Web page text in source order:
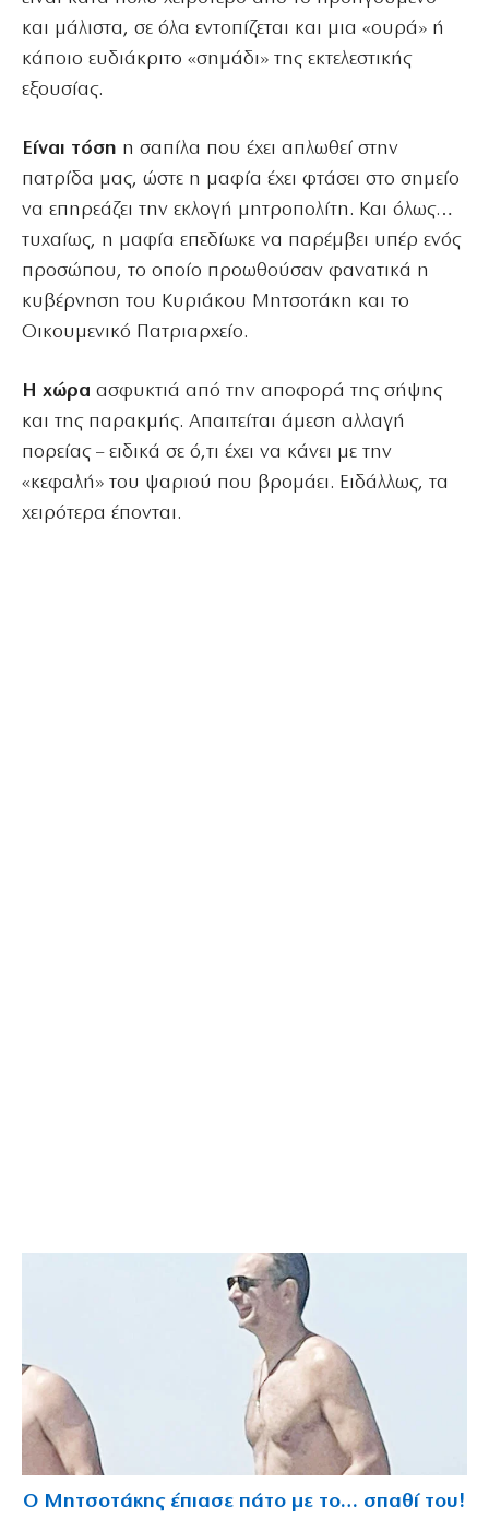
και μάλιστα, σε όλα εντοπίζεται και μια «ουρά» ή
κάποιο ευδιάκριτο «σημάδι» της εκτελεστικής
εξουσίας.
Είναι τόση η σαπίλα που έχει απλωθεί στην
πατρίδα μας, ώστε η μαφία έχει φτάσει στο σημείο
να επηρεάζει την εκλογή μητροπολίτη. Και όλως…
τυχαίως, η μαφία επεδίωκε να παρέμβει υπέρ ενός
προσώπου, το οποίο προωθούσαν φανατικά η
κυβέρνηση του Κυριάκου Μητσοτάκη και το
Οικουμενικό Πατριαρχείο.
Η χώρα ασφυκτιά από την αποφορά της σήψης
και της παρακμής. Απαιτείται άμεση αλλαγή
πορείας – ειδικά σε ό,τι έχει να κάνει με την
«κεφαλή» του ψαριού που βρομάει. Ειδάλλως, τα
χειρότερα έπονται.
Ο Μητσοτάκης έπιασε πάτο με το… σπαθί του!